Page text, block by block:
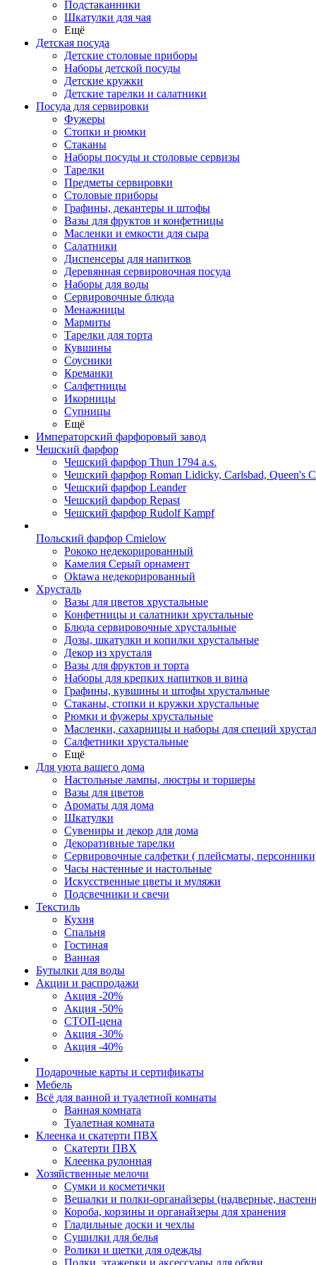
Подстаканники
Шкатулки для чая
Ещё
Детская посуда
Детские столовые приборы
Наборы детской посуды
Детские кружки
Детские тарелки и салатники
Посуда для сервировки
Фужеры
Стопки и рюмки
Стаканы
Наборы посуды и столовые сервизы
Тарелки
Предметы сервировки
Столовые приборы
Графины, декантеры и штофы
Вазы для фруктов и конфетницы
Масленки и емкости для сыра
Салатники
Диспенсеры для напитков
Деревянная сервировочная посуда
Наборы для воды
Сервировочные блюда
Менажницы
Мармиты
Тарелки для торта
Кувшины
Соусники
Креманки
Салфетницы
Икорницы
Супницы
Ещё
Императорский фарфоровый завод
Чешский фарфор
Чешский фарфор Thun 1794 a.s.
Чешский фарфор Roman Lidicky, Carlsbad, Queen's
Чешский фарфор Leander
Чешский фарфор Repast
Чешский фарфор Rudolf Kampf
Польский фарфор Сmielow
Рококо недекорированный
Камелия Серый орнамент
Oktawa недекорированный
Хрусталь
Вазы для цветов хрустальные
Конфетницы и салатники хрустальные
Блюда сервировочные хрустальные
Дозы, шкатулки и копилки хрустальные
Декор из хрусталя
Вазы для фруктов и торта
Наборы для крепких напитков и вина
Графины, кувшины и штофы хрустальные
Стаканы, стопки и кружки хрустальные
Рюмки и фужеры хрустальные
Масленки, сахарницы и наборы для специй
Салфетники хрустальные
Ещё
Для уюта вашего дома
Настольные лампы, люстры и торшеры
Вазы для цветов
Ароматы для дома
Шкатулки
Сувениры и декор для дома
Декоративные тарелки
Сервировочные салфетки ( плейсматы,
Часы настенные и настольные
Искусственные цветы и муляжи
Подсвечники и свечи
Текстиль
Кухня
Спальня
Гостиная
Ванная
Бутылки для воды
Акции и распродажи
Акция -20%
Акция -50%
СТОП-цена
Акция -30%
Акция -40%
Подарочные карты и сертификаты
Мебель
Всё для ванной и туалетной комнаты
Ванная комната
Туалетная комната
Клеенка и скатерти ПВХ
Скатерти ПВХ
Клеенка рулонная
Хозяйственные мелочи
Сумки и косметички
Вешалки и полки-органайзеры (надверные,
Короба, корзины и органайзеры для хранения
Гладильные доски и чехлы
Сушилки для белья
Ролики и щетки для одежды
Полки, этажерки и аксессуары для обуви